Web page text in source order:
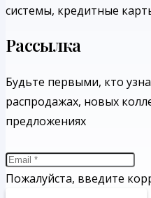
системы, кредитные
Рассылка
Будьте первыми, кто
распродажах, новых
предложениях
Пожалуйста, введите